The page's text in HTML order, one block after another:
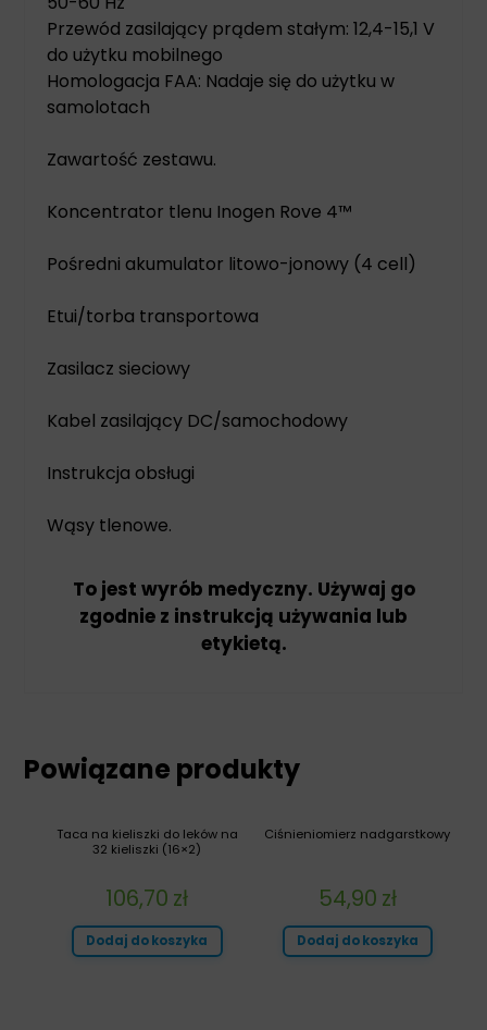
Przewód zasilający prądem stałym: 12,4-15,1 V
do użytku mobilnego
Homologacja FAA: Nadaje się do użytku w
samolotach
Zawartość zestawu.
Koncentrator tlenu Inogen Rove 4™
Pośredni akumulator litowo-jonowy (4 cell)
Etui/torba transportowa
Zasilacz sieciowy
Kabel zasilający DC/samochodowy
Instrukcja obsługi
Wąsy tlenowe.
To jest wyrób medyczny. Używaj go
zgodnie z instrukcją używania lub
etykietą.
Powiązane produkty
Ciśnieniomierz nadgarstkowy
54,90 zł
Dodaj do koszyka
Taca na kieliszki do leków na
32 kieliszki (16×2)
106,70 zł
Dodaj do koszyka